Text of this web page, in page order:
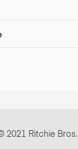
2021 Ritchie Bros.